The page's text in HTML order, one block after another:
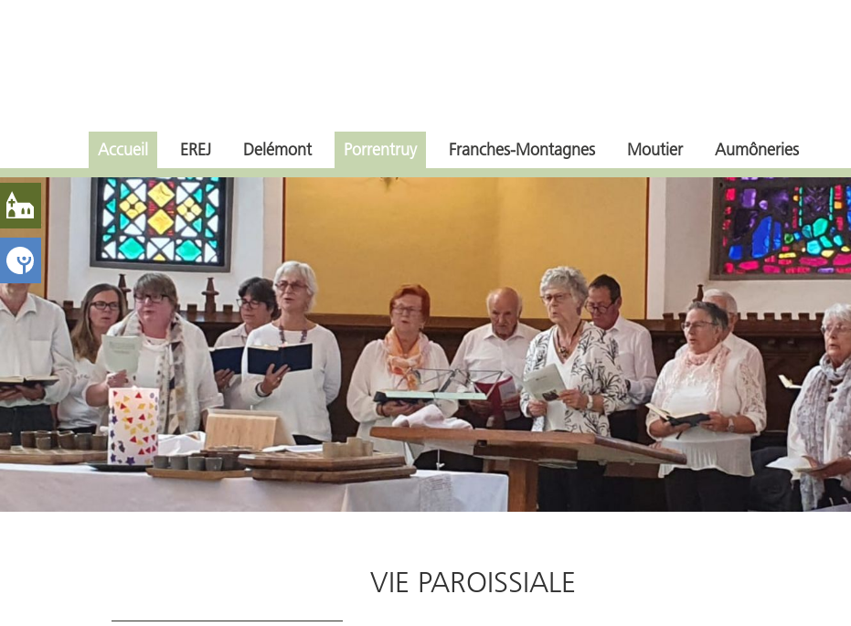
Accueil EREJ Delémont Porrentruy Franches-Montagnes Moutier Aumôneries
VIE PAROISSIALE